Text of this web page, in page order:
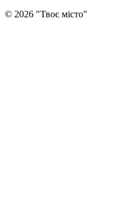
© 2026 "Твоє місто"